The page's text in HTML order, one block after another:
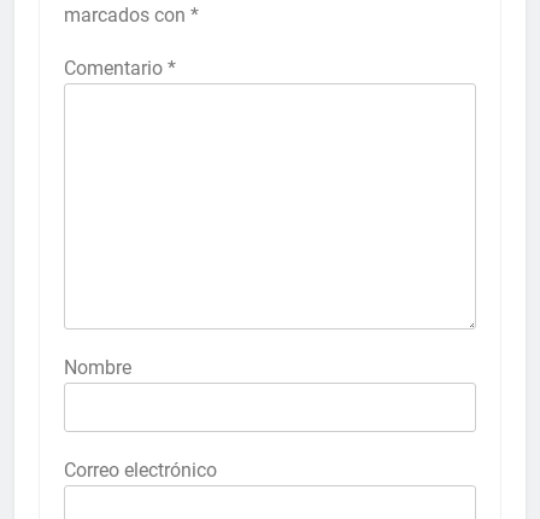
marcados con *
Comentario *
Nombre
Correo electrónico